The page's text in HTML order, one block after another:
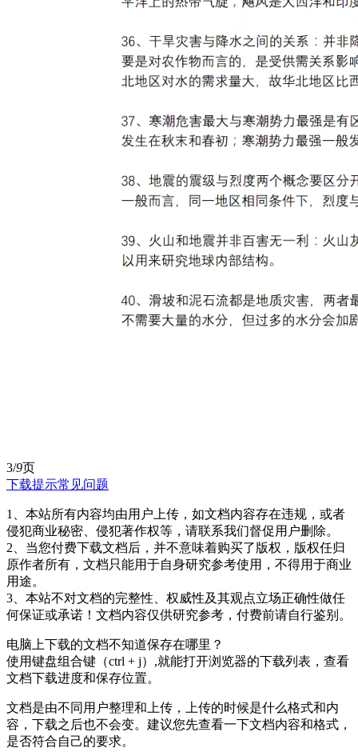
3/9页
下载提示常见问题
1、本站所有内容均由用户上传，如文档内容存在违规，或者
侵犯商业秘密、侵犯著作权等，请联系我们督促用户删除。
2、当您付费下载文档后，并不意味着购买了版权，版权任归
原作者所有，文档只能用于自身研究参考使用，不得用于商业
用途。
3、本站不对文档的完整性、权威性及其观点立场正确性做任
何保证或承诺！文档内容仅供研究参考，付费前请自行鉴别。
电脑上下载的文档不知道保存在哪里？
使用键盘组合键（ctrl + j）,就能打开浏览器的下载列表，查看
文档下载进度和保存位置。
文档是由不同用户整理和上传，上传的时候是什么格式和内
容，下载之后也不会变。建议您先查看一下文档内容和格式，
是否符合自己的要求。